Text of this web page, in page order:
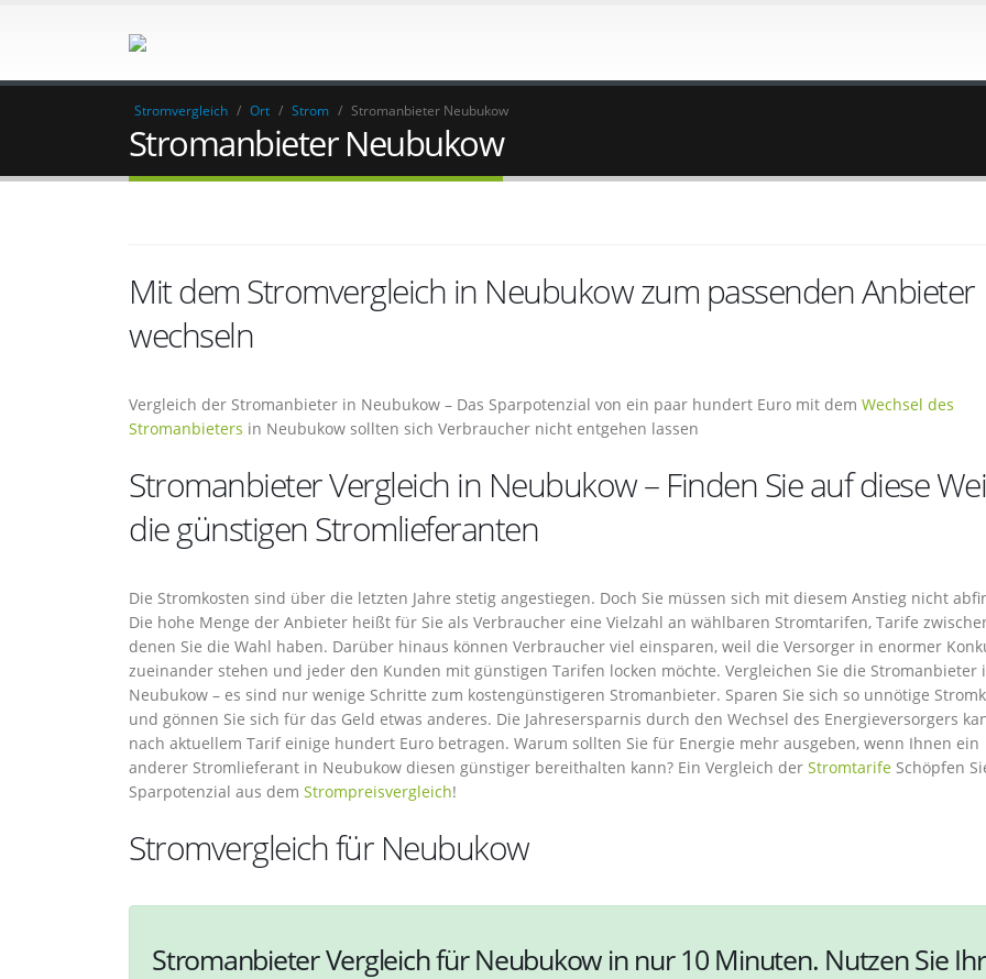
Stromvergleich / Ort / Strom / Stromanbieter Neubukow
Stromanbieter Neubukow
Mit dem Stromvergleich in Neubukow zum passenden Anbieter
wechseln
Vergleich der Stromanbieter in Neubukow – Das Sparpotenzial von ein paar hundert Euro mit dem Wechsel des
Stromanbieters in Neubukow sollten sich Verbraucher nicht entgehen lassen
Stromanbieter Vergleich in Neubukow – Finden Sie auf diese
die günstigen Stromlieferanten
Die Stromkosten sind über die letzten Jahre stetig angestiegen. Doch Sie müssen sich mit diesem Anstieg nicht
Die hohe Menge der Anbieter heißt für Sie als Verbraucher eine Vielzahl an wählbaren Stromtarifen, Tarife
denen Sie die Wahl haben. Darüber hinaus können Verbraucher viel einsparen, weil die Versorger in enormer
zueinander stehen und jeder den Kunden mit günstigen Tarifen locken möchte. Vergleichen Sie die Stromanbieter
Neubukow – es sind nur wenige Schritte zum kostengünstigeren Stromanbieter. Sparen Sie sich so unnötige
und gönnen Sie sich für das Geld etwas anderes. Die Jahresersparnis durch den Wechsel des Energieversorgers
nach aktuellem Tarif einige hundert Euro betragen. Warum sollten Sie für Energie mehr ausgeben, wenn Ihnen ein
anderer Stromlieferant in Neubukow diesen günstiger bereithalten kann? Ein Vergleich der Stromtarife Schöpfen
Sparpotenzial aus dem Strompreisvergleich!
Stromvergleich für Neubukow
Stromanbieter Vergleich für Neubukow in nur 10 Minuten. Nutzen Sie Ihr